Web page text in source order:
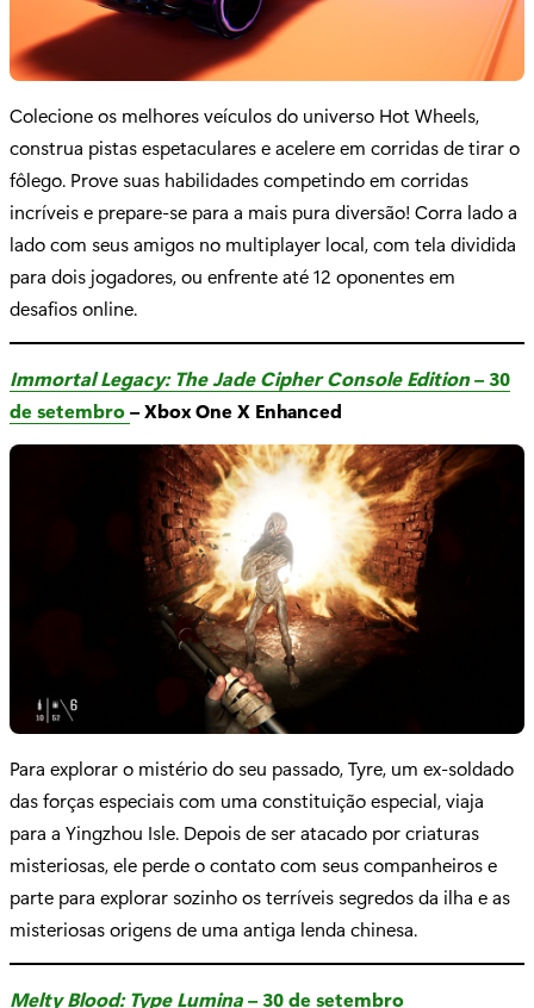
Colecione os melhores veículos do universo Hot Wheels,
construa pistas espetaculares e acelere em corridas de tirar o
fôlego. Prove suas habilidades competindo em corridas
incríveis e prepare-se para a mais pura diversão! Corra lado a
lado com seus amigos no multiplayer local, com tela dividida
para dois jogadores, ou enfrente até 12 oponentes em
desafios online.
Immortal Legacy: The Jade Cipher Console Edition– 30
de setembro– Xbox One X Enhanced
Para explorar o mistério do seu passado, Tyre, um ex-soldado
das forças especiais com uma constituição especial, viaja
para a Yingzhou Isle. Depois de ser atacado por criaturas
misteriosas, ele perde o contato com seus companheiros e
parte para explorar sozinho os terríveis segredos da ilha e as
misteriosas origens de uma antiga lenda chinesa.
Melty Blood: Type Lumina– 30 de setembro